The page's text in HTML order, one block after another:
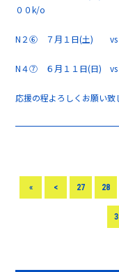
００k/o
N２⑥ ７月１日(土) vs
N４⑦ ６月１１日(日)
応援の程よろしくお願い致
« < 27 28